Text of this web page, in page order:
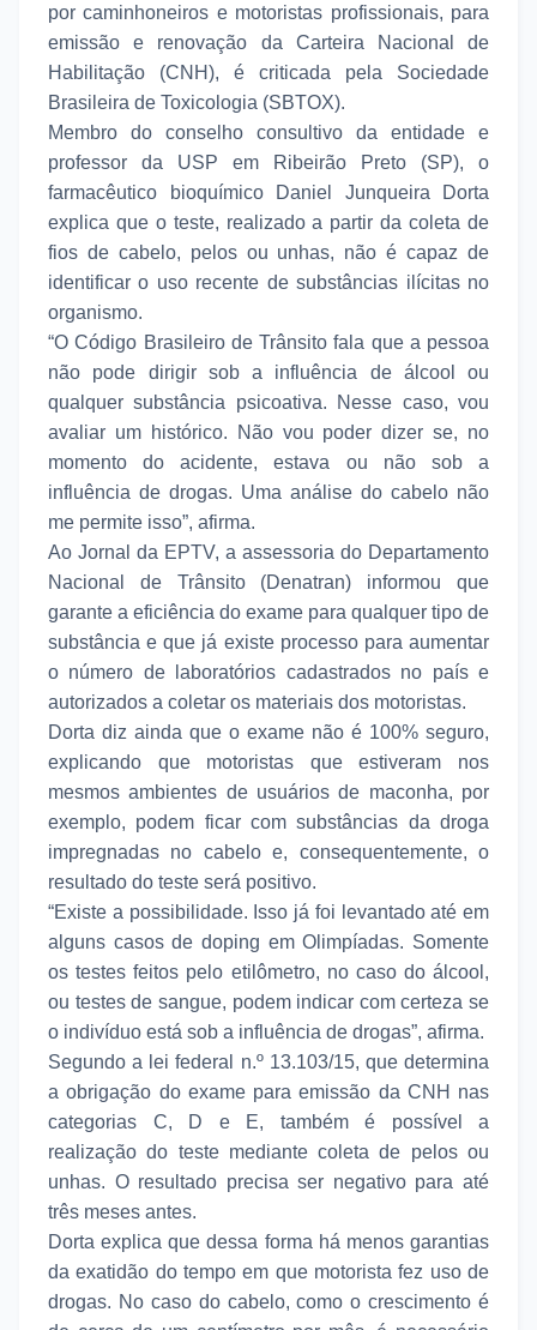
por caminhoneiros e motoristas profissionais, para
emissão e renovação da Carteira Nacional de
Habilitação (CNH), é criticada pela Sociedade
Brasileira de Toxicologia (SBTOX).
Membro do conselho consultivo da entidade e
professor da USP em Ribeirão Preto (SP), o
farmacêutico bioquímico Daniel Junqueira Dorta
explica que o teste, realizado a partir da coleta de
fios de cabelo, pelos ou unhas, não é capaz de
identificar o uso recente de substâncias ilícitas no
organismo.
“O Código Brasileiro de Trânsito fala que a pessoa
não pode dirigir sob a influência de álcool ou
qualquer substância psicoativa. Nesse caso, vou
avaliar um histórico. Não vou poder dizer se, no
momento do acidente, estava ou não sob a
influência de drogas. Uma análise do cabelo não
me permite isso”, afirma.
Ao Jornal da EPTV, a assessoria do Departamento
Nacional de Trânsito (Denatran) informou que
garante a eficiência do exame para qualquer tipo de
substância e que já existe processo para aumentar
o número de laboratórios cadastrados no país e
autorizados a coletar os materiais dos motoristas.
Dorta diz ainda que o exame não é 100% seguro,
explicando que motoristas que estiveram nos
mesmos ambientes de usuários de maconha, por
exemplo, podem ficar com substâncias da droga
impregnadas no cabelo e, consequentemente, o
resultado do teste será positivo.
“Existe a possibilidade. Isso já foi levantado até em
alguns casos de doping em Olimpíadas. Somente
os testes feitos pelo etilômetro, no caso do álcool,
ou testes de sangue, podem indicar com certeza se
o indivíduo está sob a influência de drogas”, afirma.
Segundo a lei federal n.º 13.103/15, que determina
a obrigação do exame para emissão da CNH nas
categorias C, D e E, também é possível a
realização do teste mediante coleta de pelos ou
unhas. O resultado precisa ser negativo para até
três meses antes.
Dorta explica que dessa forma há menos garantias
da exatidão do tempo em que motorista fez uso de
drogas. No caso do cabelo, como o crescimento é